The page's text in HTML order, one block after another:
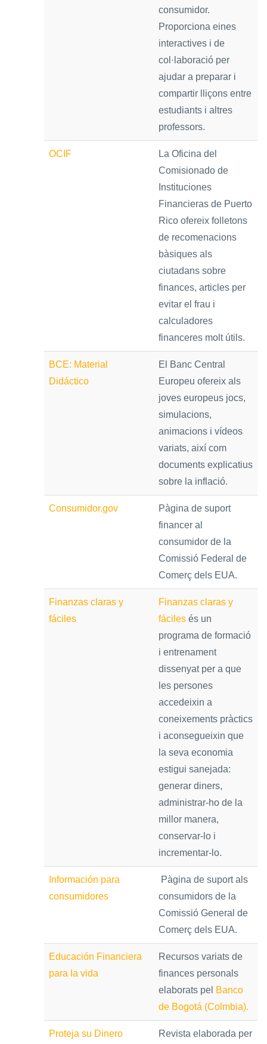
consumidor.
Proporciona eines
interactives i de
col·laboració per
ajudar a preparar i
compartir lliçons entre
estudiants i altres
professors.
OCIF
La Oficina del
Comisionado de
Instituciones
Financieras de Puerto
Rico ofereix folletons
de recomenacions
bàsiques als
ciutadans sobre
finances, articles per
evitar el frau i
calculadores
financeres molt útils.
BCE: Material
Didáctico
El Banc Central
Europeu ofereix als
joves europeus jocs,
simulacions,
animacions i vídeos
variats, així com
documents explicatius
sobre la inflació.
Consumidor.gov
Pàgina de suport
financer al
consumidor de la
Comissió Federal de
Comerç dels EUA.
Finanzas claras y
fáciles
Finanzas claras y
fáciles és un
programa de formació
i entrenament
dissenyat per a que
les persones
accedeixin a
coneixements pràctics
i aconsegueixin que
la seva economia
estigui sanejada:
generar diners,
administrar-ho de la
millor manera,
conservar-lo i
incrementar-lo.
Información para
consumidores
Pàgina de suport als
consumidors de la
Comissió General de
Comerç dels EUA.
Educación Financiera
para la vida
Recursos variats de
finances personals
elaborats pel Banco
de Bogotá (Colmbia).
Proteja su Dinero
Revista elaborada per